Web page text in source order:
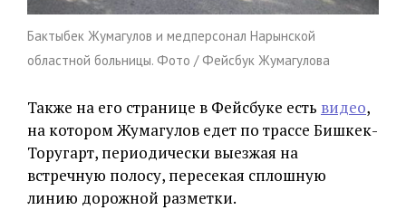
Бактыбек Жумагулов и медперсонал Нарынской
областной больницы. Фото / Фейсбук Жумагулова
Также на его странице в Фейсбуке есть видео,
на котором Жумагулов едет по трассе Бишкек-
Торугарт, периодически выезжая на
встречную полосу, пересекая сплошную
линию дорожной разметки.